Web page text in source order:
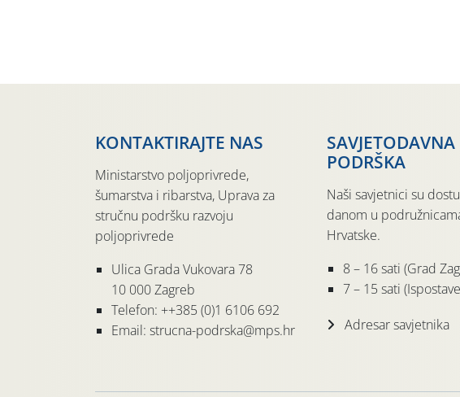
KONTAKTIRAJTE NAS
Ministarstvo poljoprivrede,
šumarstva i ribarstva, Uprava za
stručnu podršku razvoju
poljoprivrede
Ulica Grada Vukovara 78
10 000 Zagreb
Telefon: ++385 (0)1 6106 692
Email: strucna-podrska@mps.hr
SAVJETODAVNA
PODRŠKA
Naši savjetnici su
danom u
Hrvatske.
8 – 16 sati (Grad
7 – 15 sati
Adresar savjetnika